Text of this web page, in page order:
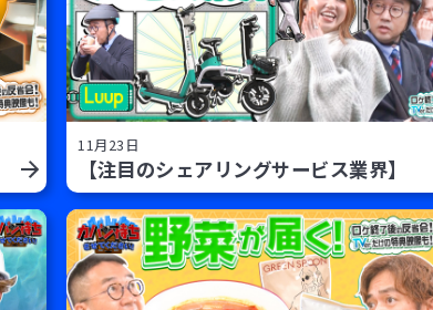
11月23日
【注目のシェアリングサービス業界】